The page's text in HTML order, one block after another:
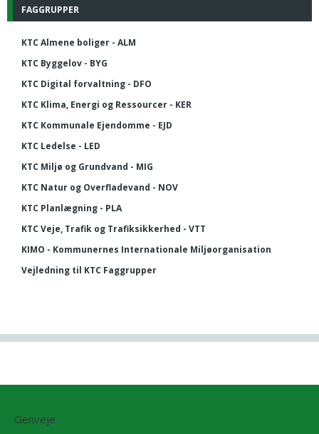
FAGGRUPPER
KTC Almene boliger - ALM
KTC Byggelov - BYG
KTC Digital forvaltning - DFO
KTC Klima, Energi og Ressourcer - KER
KTC Kommunale Ejendomme - EJD
KTC Ledelse - LED
KTC Miljø og Grundvand - MIG
KTC Natur og Overfladevand - NOV
KTC Planlægning - PLA
KTC Veje, Trafik og Trafiksikkerhed - VTT
KIMO - Kommunernes Internationale Miljøorganisation
Vejledning til KTC Faggrupper
Genveje